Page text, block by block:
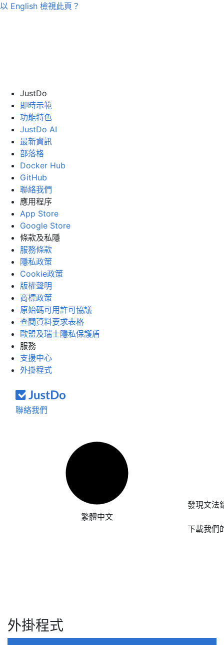
以 English 檢視此頁？
JustDo
即時示範
功能特色
JustDo AI
最新資訊
部落格
Docker Hub
GitHub
聯絡我們
應用程序
App Store
Google Store
條款及私隱
服務條款
隱私政策
Cookie政策
版權聲明
商標政策
原始碼可用許可協議
查閱資料要求表格
歐盟及瑞士隱私保護盾
服務
支援中心
外掛程式
聯絡我們
繁體中文
發現文法
下載我們
外掛程式